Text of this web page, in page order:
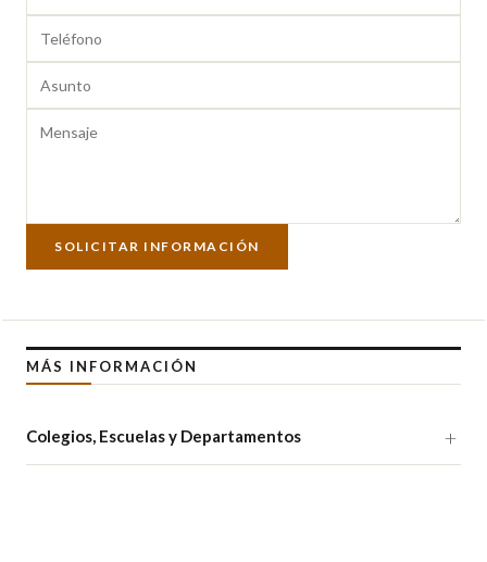
SOLICITAR INFORMACIÓN
MÁS INFORMACIÓN
Colegios, Escuelas y Departamentos